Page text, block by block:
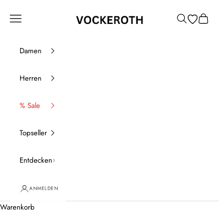
Vockeroth Onlineshop
Menü Suchen
Damen
Herren
% Sale
Topseller
Entdecken
ANMELDEN
Warenkorb